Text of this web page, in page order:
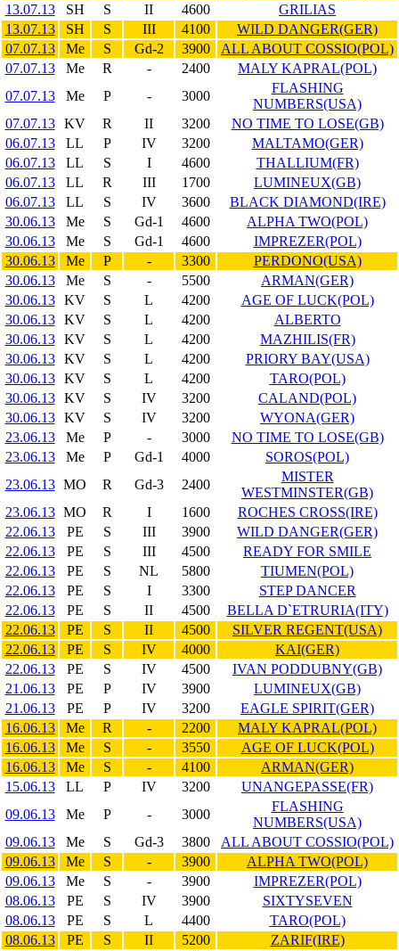
13.07.13
SH S II 4600
GRILIAS
13.07.13
SH S III 4100
WILD DANGER(GER)
07.07.13
Me S Gd-2 3900
ALL ABOUT COSSIO(POL)
07.07.13
Me R - 2400
MALY KAPRAL(POL)
07.07.13
Me P - 3000
FLASHING
NUMBERS(USA)
07.07.13
KV R II 3200
NO TIME TO LOSE(GB)
06.07.13
LL P IV 3200
MALTAMO(GER)
06.07.13
LL S I 4600
THALLIUM(FR)
06.07.13
LL R III 1700
LUMINEUX(GB)
06.07.13
LL S IV 3600
BLACK DIAMOND(IRE)
30.06.13
Me S Gd-1 4600
ALPHA TWO(POL)
30.06.13
Me S Gd-1 4600
IMPREZER(POL)
30.06.13
Me P - 3300
PERDONO(USA)
30.06.13
Me S - 5500
ARMAN(GER)
30.06.13
KV S L 4200
AGE OF LUCK(POL)
30.06.13
KV S L 4200
ALBERTO
30.06.13
KV S L 4200
MAZHILIS(FR)
30.06.13
KV S L 4200
PRIORY BAY(USA)
30.06.13
KV S L 4200
TARO(POL)
30.06.13
KV S IV 3200
CALAND(POL)
30.06.13
KV S IV 3200
WYONA(GER)
23.06.13
Me P - 3000
NO TIME TO LOSE(GB)
23.06.13
Me P Gd-1 4000
SOROS(POL)
23.06.13 MO R Gd-3 2400
MISTER
WESTMINSTER(GB)
23.06.13 MO R I 1600
ROCHES CROSS(IRE)
22.06.13
PE S III 3900
WILD DANGER(GER)
22.06.13
PE S III 4500
READY FOR SMILE
22.06.13
PE S NL 5800
TIUMEN(POL)
22.06.13
PE S I 3300
STEP DANCER
22.06.13
PE S II 4500
BELLA D`ETRURIA(ITY)
22.06.13
PE S II 4500
SILVER REGENT(USA)
22.06.13
PE S IV 4000
KAI(GER)
22.06.13
PE S IV 4500
IVAN PODDUBNY(GB)
21.06.13
PE P IV 3900
LUMINEUX(GB)
21.06.13
PE P IV 3200
EAGLE SPIRIT(GER)
16.06.13
Me R - 2200
MALY KAPRAL(POL)
16.06.13
Me S - 3550
AGE OF LUCK(POL)
16.06.13
Me S - 4100
ARMAN(GER)
15.06.13
LL P IV 3200
UNANGEPASSE(FR)
09.06.13
Me P - 3000
FLASHING
NUMBERS(USA)
09.06.13
Me S Gd-3 3800
ALL ABOUT COSSIO(POL)
09.06.13
Me S - 3900
ALPHA TWO(POL)
09.06.13
Me S - 3900
IMPREZER(POL)
08.06.13
PE S IV 3900
SIXTYSEVEN
08.06.13
PE S L 4400
TARO(POL)
08.06.13
PE S II 5200
ZARIF(IRE)